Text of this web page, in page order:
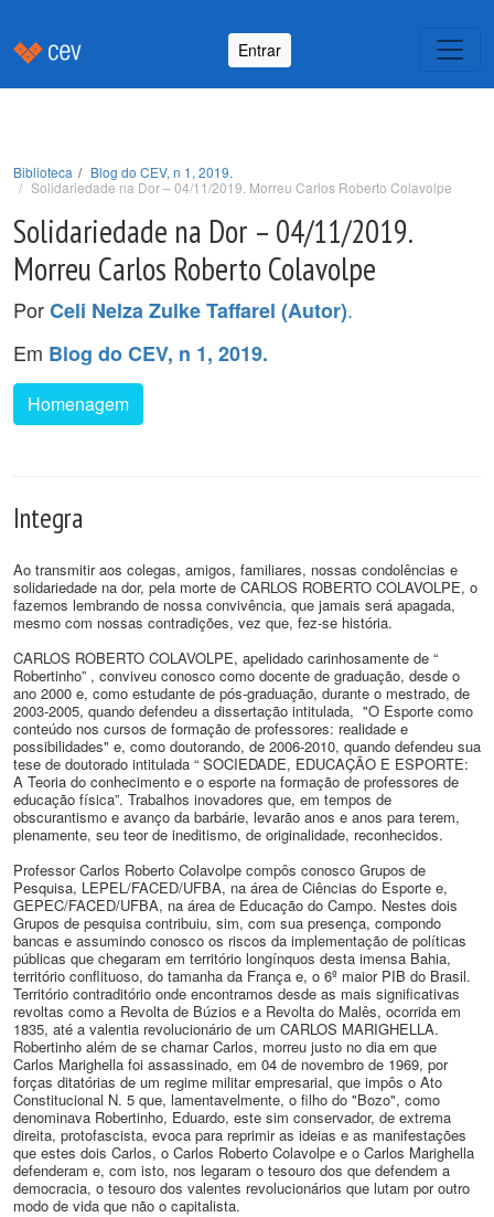
Entrar
Biblioteca
Blog do CEV, n 1, 2019.
Solidariedade na Dor – 04/11/2019. Morreu Carlos Roberto Colavolpe
Solidariedade na Dor – 04/11/2019.
Morreu Carlos Roberto Colavolpe
PorCeli Nelza Zulke Taffarel (Autor).
Em Blog do CEV, n 1, 2019.
Homenagem
Integra
Ao transmitir aos colegas, amigos, familiares, nossas condolências e
solidariedade na dor, pela morte de CARLOS ROBERTO COLAVOLPE, o
fazemos lembrando de nossa convivência, que jamais será apagada,
mesmo com nossas contradições, vez que, fez-se história.
CARLOS ROBERTO COLAVOLPE, apelidado carinhosamente de “
Robertinho” , conviveu conosco como docente de graduação, desde o
ano 2000 e, como estudante de pós-graduação, durante o mestrado, de
2003-2005, quando defendeu a dissertação intitulada, "O Esporte como
conteúdo nos cursos de formação de professores: realidade e
possibilidades" e, como doutorando, de 2006-2010, quando defendeu sua
tese de doutorado intitulada “ SOCIEDADE, EDUCAÇÃO E ESPORTE:
A Teoria do conhecimento e o esporte na formação de professores de
educação física”. Trabalhos inovadores que, em tempos de
obscurantismo e avanço da barbárie, levarão anos e anos para terem,
plenamente, seu teor de ineditismo, de originalidade, reconhecidos.
Professor Carlos Roberto Colavolpe compôs conosco Grupos de
Pesquisa, LEPEL/FACED/UFBA, na área de Ciências do Esporte e,
GEPEC/FACED/UFBA, na área de Educação do Campo. Nestes dois
Grupos de pesquisa contribuiu, sim, com sua presença, compondo
bancas e assumindo conosco os riscos da implementação de políticas
públicas que chegaram em território longínquos desta imensa Bahia,
território conflituoso, do tamanha da França e, o 6º maior PIB do Brasil.
Território contraditório onde encontramos desde as mais significativas
revoltas como a Revolta de Búzios e a Revolta do Malês, ocorrida em
1835, até a valentia revolucionário de um CARLOS MARIGHELLA.
Robertinho além de se chamar Carlos, morreu justo no dia em que
Carlos Marighella foi assassinado, em 04 de novembro de 1969, por
forças ditatórias de um regime militar empresarial, que impôs o Ato
Constitucional N. 5 que, lamentavelmente, o filho do "Bozo", como
denominava Robertinho, Eduardo, este sim conservador, de extrema
direita, protofascista, evoca para reprimir as ideias e as manifestações
que estes dois Carlos, o Carlos Roberto Colavolpe e o Carlos Marighella
defenderam e, com isto, nos legaram o tesouro dos que defendem a
democracia, o tesouro dos valentes revolucionários que lutam por outro
modo de vida que não o capitalista.